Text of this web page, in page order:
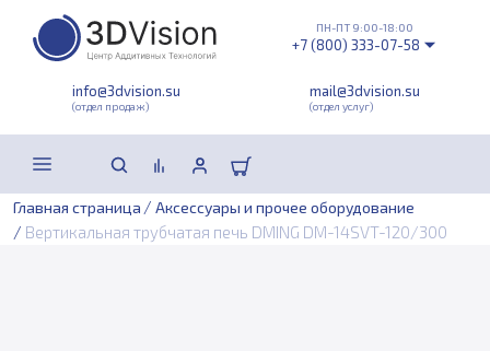
info@3dvision.su
(отдел продаж)
mail@3dvision.su
(отдел услуг)
ПН-ПТ 9:00-18:00
+7 (800) 333-07-58
Главная страница / Аксессуары и прочее оборудование
/ Вертикальная трубчатая печь DMING DM-14SVT-120/300